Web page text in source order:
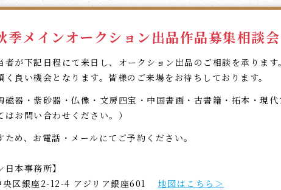
メインオークション出品作品募集相談会
が下記日程にて来日し、オークション出品のご相談を承ります。
良い機会となります。皆様のご来場をお待ちしております。
磁器・紫砂器・仏像・文房四宝・中国書画・古書籍・拓本・現
はお問い合わせください。）
め、お電話・メールにてご予約ください。
日本事務所】
央区銀座2-12-4 アジリア銀座601 地図はこちら＞